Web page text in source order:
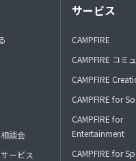
談会
ービス
サービス
CAMPFIRE
CAMPFIRE コミ
CAMPFIRE
CAMPFIRE for
CAMPFIRE for
Entertainment
CAMPFIRE for